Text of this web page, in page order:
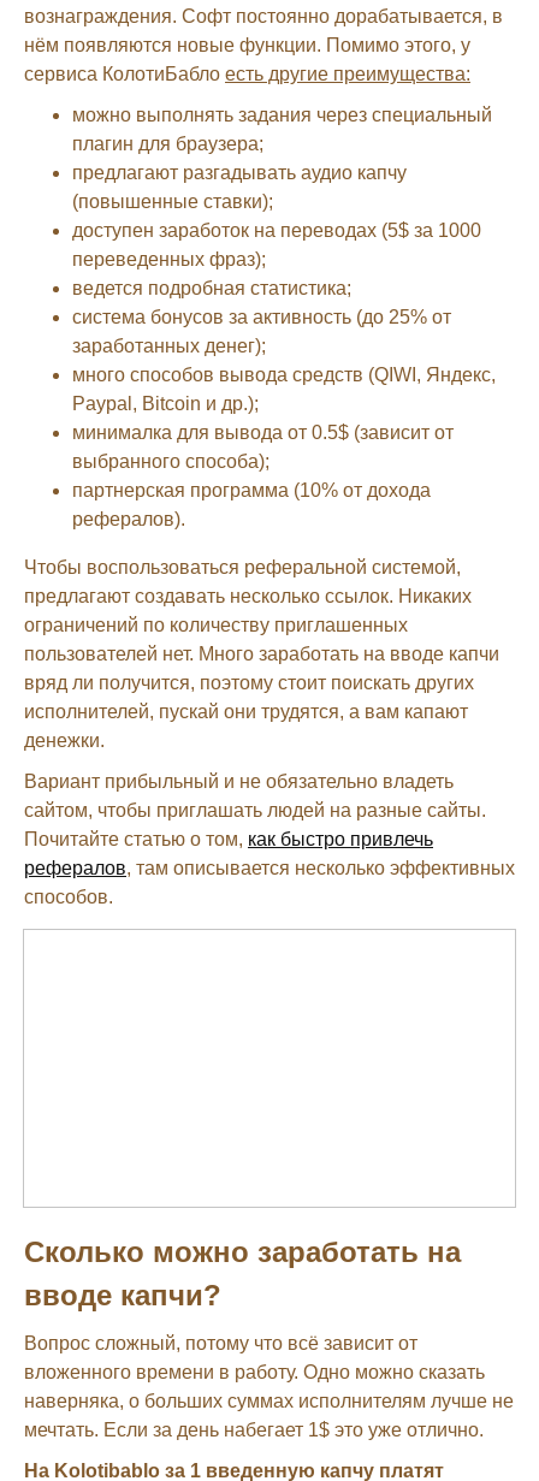
вознаграждения. Софт постоянно дорабатывается, в
нём появляются новые функции. Помимо этого, у
сервиса КолотиБабло есть другие преимущества:
можно выполнять задания через специальный
плагин для браузера;
предлагают разгадывать аудио капчу
(повышенные ставки);
доступен заработок на переводах (5$ за 1000
переведенных фраз);
ведется подробная статистика;
система бонусов за активность (до 25% от
заработанных денег);
много способов вывода средств (QIWI, Яндекс,
Paypal, Bitcoin и др.);
минималка для вывода от 0.5$ (зависит от
выбранного способа);
партнерская программа (10% от дохода
рефералов).
Чтобы воспользоваться реферальной системой,
предлагают создавать несколько ссылок. Никаких
ограничений по количеству приглашенных
пользователей нет. Много заработать на вводе капчи
вряд ли получится, поэтому стоит поискать других
исполнителей, пускай они трудятся, а вам капают
денежки.
Вариант прибыльный и не обязательно владеть
сайтом, чтобы приглашать людей на разные сайты.
Почитайте статью о том, как быстро привлечь
рефералов, там описывается несколько эффективных
способов.
Сколько можно заработать на
вводе капчи?
Вопрос сложный, потому что всё зависит от
вложенного времени в работу. Одно можно сказать
наверняка, о больших суммах исполнителям лучше не
мечтать. Если за день набегает 1$ это уже отлично.
На Kolotibablo за 1 введенную капчу платят